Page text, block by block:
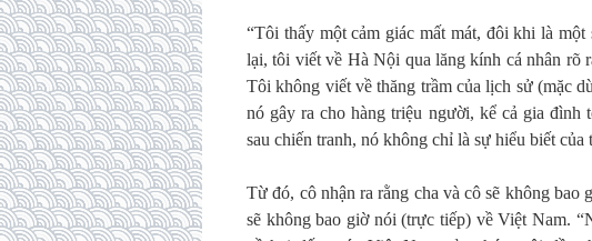
“Tôi thấy một cảm giác mất mát, đôi khi là
lại, tôi viết về Hà Nội qua lăng kính cá nhân rõ
Tôi không viết về thăng trầm của lịch sử (mặc
nó gây ra cho hàng triệu người, kể cả gia
sau chiến tranh, nó không chỉ là sự hiểu biết
Từ đó, cô nhận ra rằng cha và cô sẽ không
sẽ không bao giờ nói (trực tiếp) về Việt Nam.